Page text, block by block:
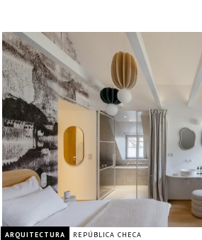
ARQUITECTURA REPÚBLICA CHECA